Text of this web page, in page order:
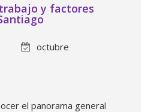
y factores
octubre
el panorama general